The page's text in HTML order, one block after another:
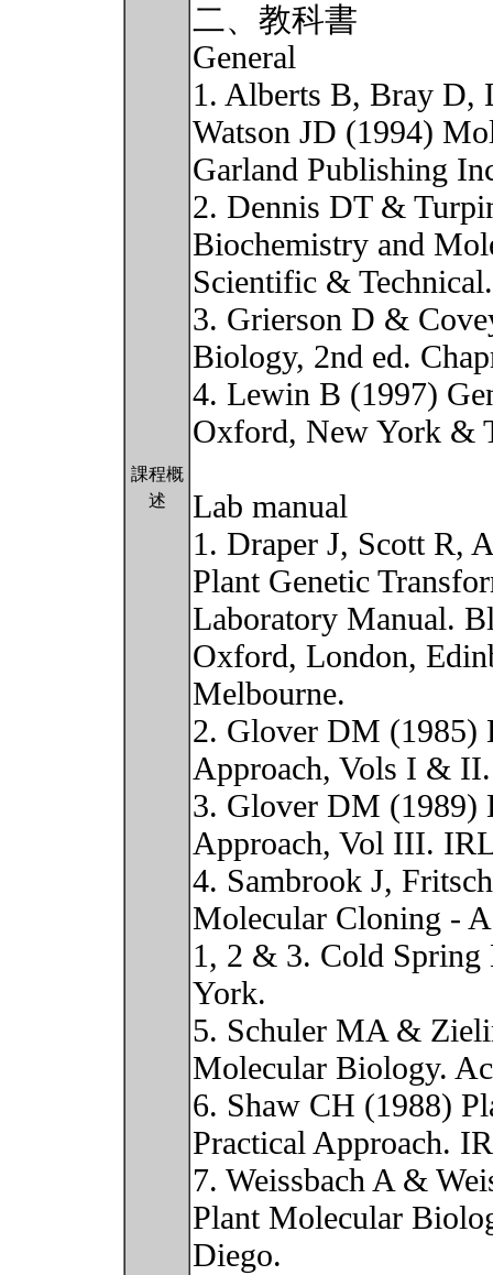
課程概
述
二、教科書
General
1. Alberts B, Bray D,
Watson JD (1994)
Garland Publishing
2. Dennis DT &
Biochemistry and
Scientific &
3. Grierson D &
Biology, 2nd ed.
4. Lewin B (1997)
Oxford, New York &
Lab manual
1. Draper J, Scott R,
Plant Genetic
Laboratory Manual.
Oxford, London,
Melbourne.
2. Glover DM (1985)
Approach, Vols I &
3. Glover DM (1989)
Approach, Vol III.
4. Sambrook J,
Molecular Cloning -
1, 2 & 3. Cold Spring
York.
5. Schuler MA &
Molecular Biology.
6. Shaw CH (1988)
Practical Approach.
7. Weissbach A &
Plant Molecular
Diego.